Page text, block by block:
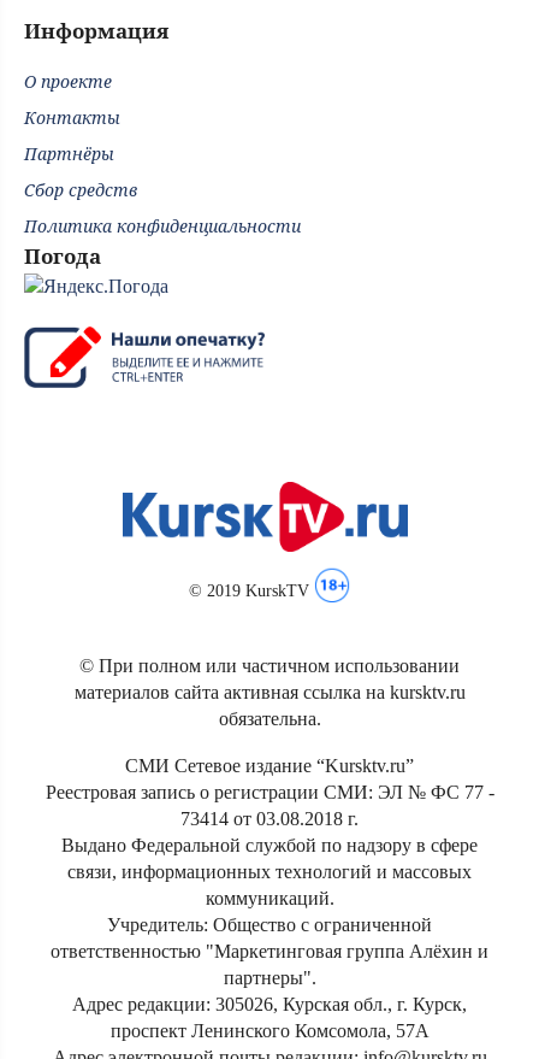
Информация
О проекте
Контакты
Партнёры
Сбор средств
Политика конфиденциальности
Погода
© 2019 KurskTV
© При полном или частичном использовании
материалов сайта активная ссылка на kursktv.ru
обязательна.
СМИ Сетевое издание “Kursktv.ru”
Реестровая запись о регистрации СМИ: ЭЛ № ФС 77 -
73414 от 03.08.2018 г.
Выдано Федеральной службой по надзору в сфере
связи, информационных технологий и массовых
коммуникаций.
Учредитель: Общество с ограниченной
ответственностью "Маркетинговая группа Алёхин и
партнеры".
Адрес редакции: 305026, Курская обл., г. Курск,
проспект Ленинского Комсомола, 57А